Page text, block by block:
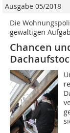
Ausgabe 05/2018
Die
gewaltigen
Chancen